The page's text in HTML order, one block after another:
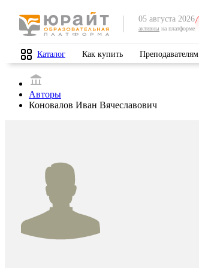
05 августа 2026
активны на платформе
Каталог Как купить Преподавателям
Авторы
Коновалов Иван Вячеславович